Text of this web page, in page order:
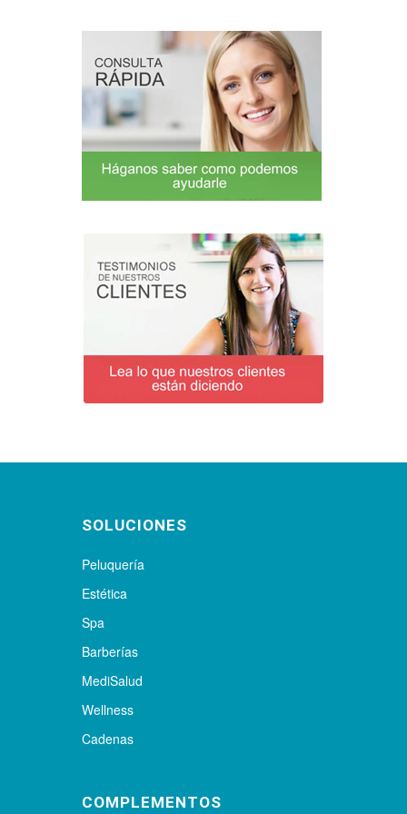
SOLUCIONES
Peluquería
Estética
Spa
Barberías
MediSalud
Wellness
Cadenas
COMPLEMENTOS